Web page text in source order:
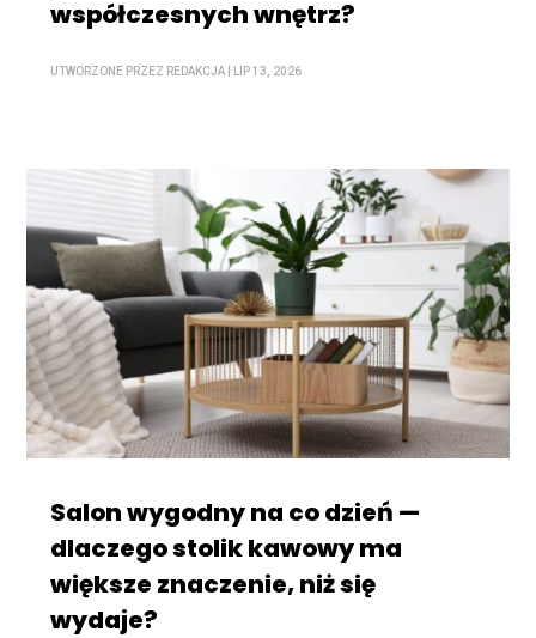
współczesnych wnętrz?
UTWORZONE PRZEZ REDAKCJA LIP 13, 2026
Salon wygodny na co dzień —
dlaczego stolik kawowy ma
większe znaczenie, niż się
wydaje?